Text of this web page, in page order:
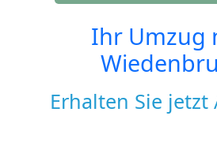
Ihr Umzug
Erhalten Sie jetzt